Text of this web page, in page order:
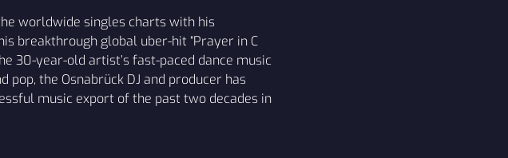
worldwide singles charts with his
breakthrough global uber-hit “Prayer in C
30-year-old artist’s fast-paced dance music
pop, the Osnabrück DJ and producer has
music export of the past two decades in